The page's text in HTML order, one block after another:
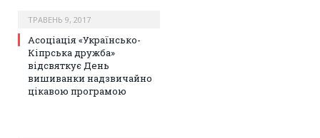
ТРАВЕНЬ 9, 2017
Асоціація «Українсько-
Кіпрська дружба»
відсвяткує День
вишиванки надзвичайно
цікавою програмою